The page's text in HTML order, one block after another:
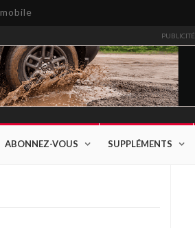
PUBLICITÉ
ABONNEZ-VOUS SUPPLÉMENTS